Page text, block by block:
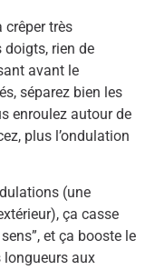
crêper très
doigts, rien de
avant le
séparez bien les
enroulez autour de
plus l’ondulation
(une
ça casse
et ça booste le
longueurs aux